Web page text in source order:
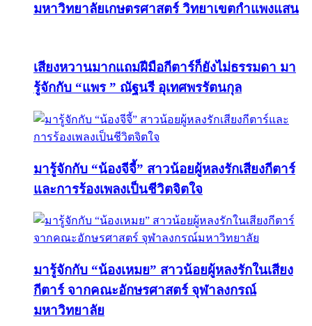
มหาวิทยาลัยเกษตรศาสตร์ วิทยาเขตกำแพงแสน
เสียงหวานมากแถมฝีมือกีตาร์ก็ยังไม่ธรรมดา มา
รู้จักกับ “แพร ” ณัฐนรี อุเทศพรรัตนกุล
มารู้จักกับ “น้องจีจี้” สาวน้อยผู้หลงรักเสียงกีตาร์
และการร้องเพลงเป็นชีวิตจิตใจ
มารู้จักกับ “น้องเหมย” สาวน้อยผู้หลงรักในเสียง
กีตาร์ จากคณะอักษรศาสตร์ จุฬาลงกรณ์
มหาวิทยาลัย